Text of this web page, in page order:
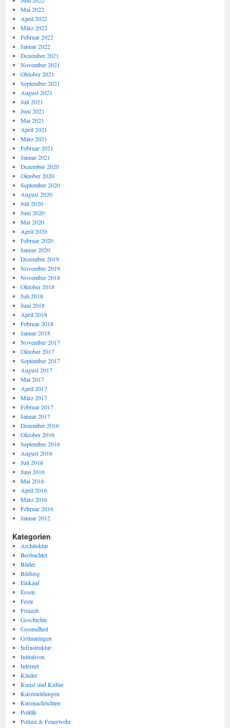
Mai 2022
April 2022
März 2022
Februar 2022
Januar 2022
Dezember 2021
November 2021
Oktober 2021
September 2021
August 2021
Juli 2021
Juni 2021
Mai 2021
April 2021
März 2021
Februar 2021
Januar 2021
Dezember 2020
Oktober 2020
September 2020
August 2020
Juli 2020
Juni 2020
Mai 2020
April 2020
Februar 2020
Januar 2020
Dezember 2019
November 2019
November 2018
Oktober 2018
Juli 2018
Juni 2018
April 2018
Februar 2018
Januar 2018
November 2017
Oktober 2017
September 2017
August 2017
Mai 2017
April 2017
März 2017
Februar 2017
Januar 2017
Dezember 2016
Oktober 2016
September 2016
August 2016
Juli 2016
Juni 2016
Mai 2016
April 2016
März 2016
Februar 2016
Januar 2012
Kategorien
Architektur
Beobachtet
Bilder
Bildung
Einkauf
Essen
Feste
Freizeit
Geschichte
Gesundheit
Grünanlagen
Infrastruktur
Initiativen
Internet
Kinder
Kunst und Kultur
Kurzmeldungen
Kurznachrichten
Politik
Polizei & Feuerwehr